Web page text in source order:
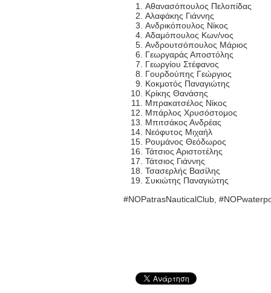
Αθανασόπουλος Πελοπίδας
Αλαφάκης Γιάννης
Ανδρικόπουλος Νίκος
Aδαμόπουλος Κων/νος
Ανδρουτσόπουλος Μάριος
Γεωργαράς Αποστόλης
Γεωργίου Στέφανος
Γουρδούπης Γεώργιος
Κοκμοτός Παναγιώτης
Κρίκης Θανάσης
Μπρακατσέλος Νίκος
Μπάρλος Χρυσόστομος
Μπιτσάκος Ανδρέας
Νεόφυτος Μιχαήλ
Ρουμάνος Θεόδωρος
Τάτσιος Αριστοτέλης
Τάτσιος Γιάννης
Τσασερλής Βασίλης
Συκιώτης Παναγιώτης
#NOPatrasNauticalClub,